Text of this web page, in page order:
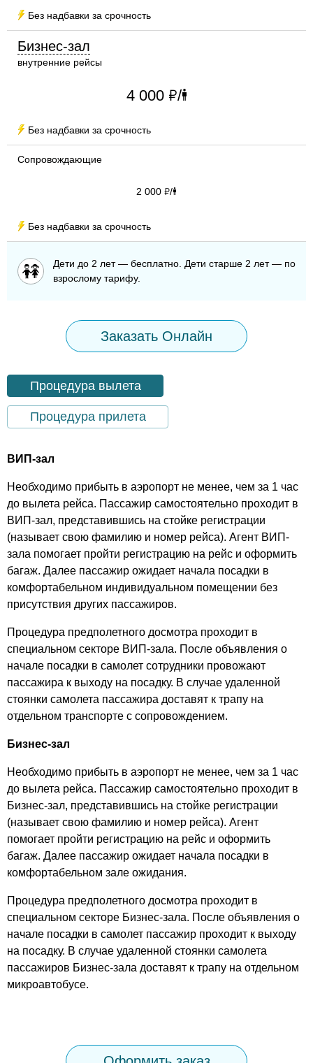
ursoБез надбавки за срочность
Бизнес-зал
внутренние рейсы
4 000 "/
human
ursoБез надбавки за срочность
Сопровождающие
2 000 "/human
ursoБез надбавки за срочность
Дети до 2 лет — бесплатно. Дети старше 2 лет— по
взрослому тарифу.
Заказать Онлайн
Процедура вылета
Процедура прилета
ВИП-зал
Необходимо прибыть в аэропорт не менее, чем за 1 час
до вылета рейса. Пассажир самостоятельно проходит в
ВИП-зал, представившись на стойке регистрации
(называет свою фамилию и номер рейса). Агент ВИП-
зала помогает пройти регистрацию на рейс и оформить
багаж. Далее пассажир ожидает начала посадки в
комфортабельном индивидуальном помещении без
присутствия других пассажиров.
Процедура предполетного досмотра проходит в
специальном секторе ВИП-зала. После объявления о
начале посадки в самолет сотрудники провожают
пассажира к выходу на посадку. В случае удаленной
стоянки самолета пассажира доставят к трапу на
отдельном транспорте с сопровождением.
Бизнес-зал
Необходимо прибыть в аэропорт не менее, чем за 1 час
до вылета рейса. Пассажир самостоятельно проходит в
Бизнес-зал, представившись на стойке регистрации
(называет свою фамилию и номер рейса). Агент
помогает пройти регистрацию на рейс и оформить
багаж. Далее пассажир ожидает начала посадки в
комфортабельном зале ожидания.
Процедура предполетного досмотра проходит в
специальном секторе Бизнес-зала. После объявления о
начале посадки в самолет пассажир проходит к выходу
на посадку. В случае удаленной стоянки самолета
пассажиров Бизнес-зала доставят к трапу на отдельном
микроавтобусе.